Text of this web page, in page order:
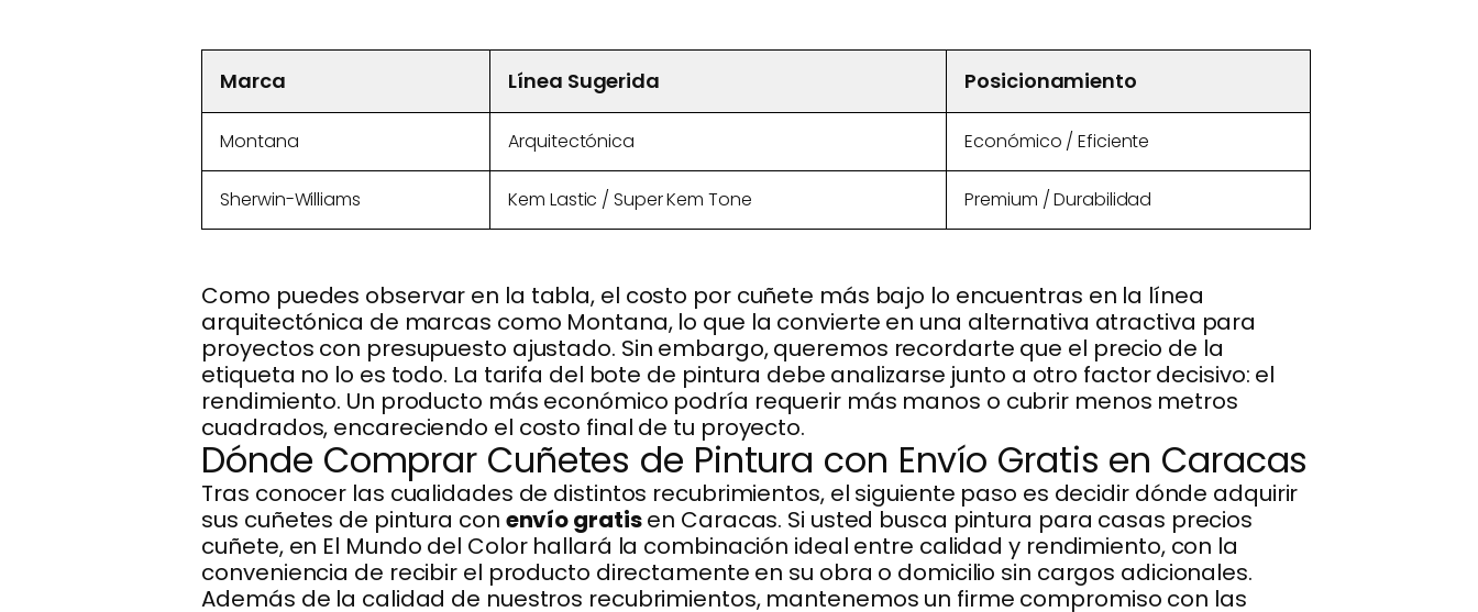
Marca Línea Sugerida Posicionamiento
Montana Arquitectónica Económico / Eficiente
Sherwin-Williams Kem Lastic / Super Kem Tone Premium / Durabilidad
Como puedes observar en la tabla, el costo por cuñete más bajo lo encuentras en la línea
arquitectónica de marcas como Montana, lo que la convierte en una alternativa atractiva para
proyectos con presupuesto ajustado. Sin embargo, queremos recordarte que el precio de la
etiqueta no lo es todo. La tarifa del bote de pintura debe analizarse junto a otro factor decisivo: el
rendimiento. Un producto más económico podría requerir más manos o cubrir menos metros
cuadrados, encareciendo el costo final de tu proyecto.
Dónde Comprar Cuñetes de Pintura con Envío Gratis en Caracas
Tras conocer las cualidades de distintos recubrimientos, el siguiente paso es decidir dónde adquirir
sus cuñetes de pintura con envío gratisen Caracas. Si usted busca pintura para casas precios
cuñete, en El Mundo del Color hallará la combinación ideal entre calidad y rendimiento, con la
conveniencia de recibir el producto directamente en su obra o domicilio sin cargos adicionales.
Además de la calidad de nuestros recubrimientos, mantenemos un firme compromiso con las